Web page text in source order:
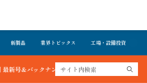
新製品 業界トピックス 工場・設備投資
＆バックナンバーを無料で公開中 詳細はこちら